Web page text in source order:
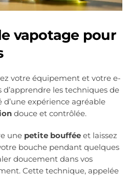
vapotage pour
votre équipement et votre e-
les techniques de
d’une expérience agréable
douce et contrôlée.
une petite bouffée et laissez
bouche pendant quelques
doucement dans vos
Cette technique, appelée